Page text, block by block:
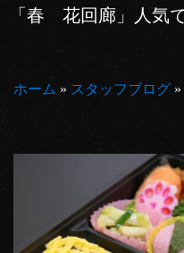
「春 花回廊」人気
ホーム » スタッフブログ »